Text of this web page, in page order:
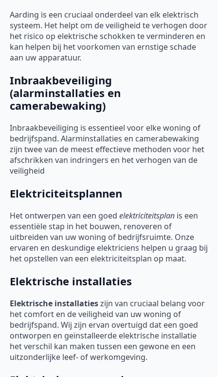
Aarding is een cruciaal onderdeel van elk elektrisch
systeem. Het helpt om de veiligheid te verhogen door
het risico op elektrische schokken te verminderen en
kan helpen bij het voorkomen van ernstige schade
aan uw apparatuur.
Inbraakbeveiliging
(alarminstallaties en
camerabewaking)
Inbraakbeveiliging is essentieel voor elke woning of
bedrijfspand. Alarminstallaties en camerabewaking
zijn twee van de meest effectieve methoden voor het
afschrikken van indringers en het verhogen van de
veiligheid
Elektriciteitsplannen
Het ontwerpen van een goed elektriciteitsplan is een
essentiële stap in het bouwen, renoveren of
uitbreiden van uw woning of bedrijfsruimte. Onze
ervaren en deskundige elektriciens helpen u graag bij
het opstellen van een elektriciteitsplan op maat.
Elektrische installaties
Elektrische installatieszijn van cruciaal belang voor
het comfort en de veiligheid van uw woning of
bedrijfspand. Wij zijn ervan overtuigd dat een goed
ontworpen en geïnstalleerde elektrische installatie
het verschil kan maken tussen een gewone en een
uitzonderlijke leef- of werkomgeving.